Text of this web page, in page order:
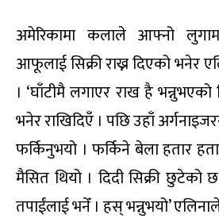
अमेरिकामा कलाले आफ्नो
आफूलाई सिक्री राख्न दिएको भनेर
। ‘घाँटीमै लगाएर राख है
भनेर राखिदिएँ । पछि उहाँ
फर्किनुभयो । फर्किने बेला हतार
मैसित थियो । दिदी सिक्री
तपाईंलाई भनेँ । हस् भन्नुभयो’